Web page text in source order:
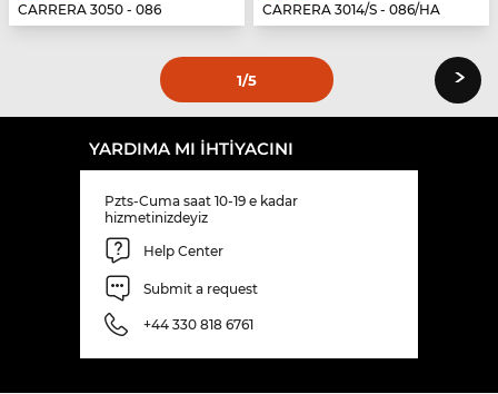
CARRERA 3050 - 086
CARRERA 3014/S - 086/HA
1/5 ›
YARDIMA MI IHTIYACINI
Pzts-Cuma saat 10-19 e kadar
hizmetinizdeyiz
Help Center
Submit a request
+44 330 818 6761